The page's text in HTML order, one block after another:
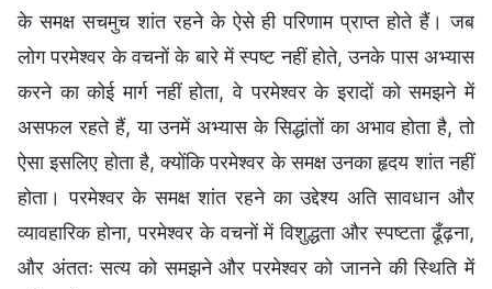
के समक्ष सचमुच शांत रहने के ऐसे ही परिणाम प्राप्त होते हैं। जब
लोग परमेश्वर के वचनों के बारे में स्पष्ट नहीं होते, उनके पास अभ्यास
करने का कोई मार्ग नहीं होता, वे परमेश्वर के इरादों को समझने में
असफल रहते हैं, या उनमें अभ्यास के सिद्धांतों का अभाव होता है, तो
ऐसा इसलिए होता है, क्योंकि परमेश्वर के समक्ष उनका हृदय शांत नहीं
होता। परमेश्वर के समक्ष शांत रहने का उद्देश्य अति सावधान और
व्यावहारिक होना, परमेश्वर के वचनों में विशुद्धता और स्पष्टता ढूँढ़ना,
और अंततः सत्य को समझने और परमेश्वर को जानने की स्थिति में